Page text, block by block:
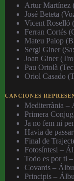
Artur Martínez
José Beteta
Vicent Roselló
Ferran Cortés
Mateu Palop
Sergi Giner
Joan Giner
Pau Ortolà
Oriol Casado
CANCIONES
Mediterrània –
Primera
Ja no fem ni
Havia de
Final de
Fotosíntesi –
Todo es por ti
Covards –
Principis –